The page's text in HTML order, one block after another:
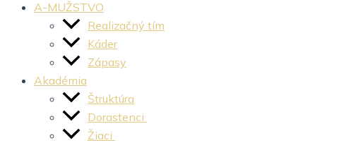
A-MUŽSTVO
Realizačný tím
Káder
Zápasy
Akadémia
Štruktúra
Dorastenci
Žiaci